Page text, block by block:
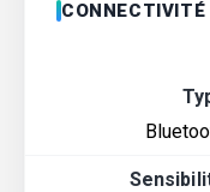
CONNECTIVITÉ